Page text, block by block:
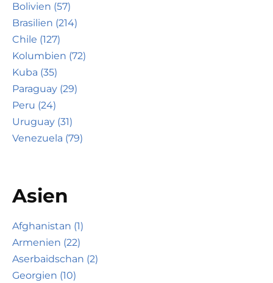
Bolivien (57)
Brasilien (214)
Chile (127)
Kolumbien (72)
Kuba (35)
Paraguay (29)
Peru (24)
Uruguay (31)
Venezuela (79)
Asien
Afghanistan (1)
Armenien (22)
Aserbaidschan (2)
Georgien (10)